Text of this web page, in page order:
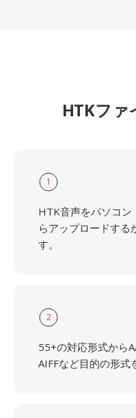
HTKファ
1
HTK音声をパソコ
らアップロードする
す。
2
55+の対応形式から
AIFFなど目的の形式